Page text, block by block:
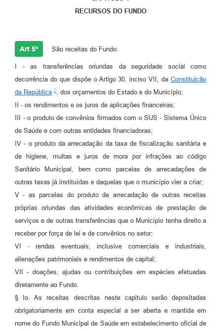
RECURSOS DO FUNDO
Art 5º São receitas do Fundo:
I - as transferências oriundas da seguridade social como
decorrência do que dispõe o Artigo 30, inciso VII, da Constituição
da República
, dos orçamentos do Estado e do Município;
II - os rendimentos e os juros de aplicações financeiras;
III - o produto de convênios firmados com o SUS - Sistema Único
de Saúde e com outras entidades financiadoras;
IV - o produto da arrecadação da taxa de fiscalização sanitária e
de higiene, multas e juros de mora por infrações ao código
Sanitário Municipal, bem como parcelas de arrecadações de
outras taxas já instituídas e daquelas que o município vier a criar;
V - as parcelas do produto de arrecadação de outras receitas
próprias oriundas das atividades econômicas de prestação de
serviços e de outras transferências que o Município tenha direito a
receber por força de lei e de convênios no setor;
VI - rendas eventuais, inclusive comerciais e industriais,
alienações patrimoniais e rendimentos de capital;
VII - doações, ajudas ou contribuições em espécies efetuadas
diretamente ao Fundo.
§ Io. As receitas descritas neste capitulo serão depositadas
obrigatoriamente em conta especial a ser aberta e mantida em
nome do Fundo Municipal de Saúde em estabelecimento oficial de